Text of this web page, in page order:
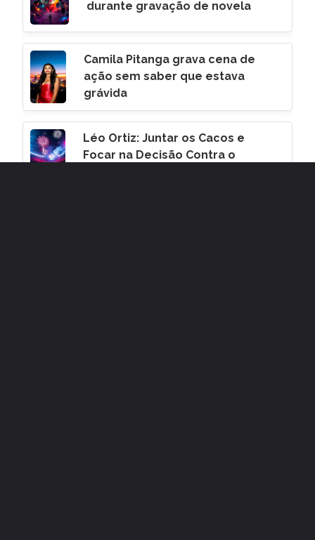
durante gravação de novela
Camila Pitanga grava cena de
ação sem saber que estava
grávida
Léo Ortiz: Juntar os Cacos e
Focar na Decisão Contra o